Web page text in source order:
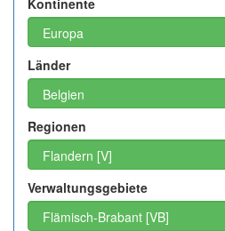
Kontinente
Länder
Regionen
Verwaltungsgebiete